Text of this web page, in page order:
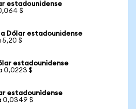
estadounidense
$
Dólar estadounidense
5,20 $
estadounidense
0,0223 $
estadounidense
0,0349 $